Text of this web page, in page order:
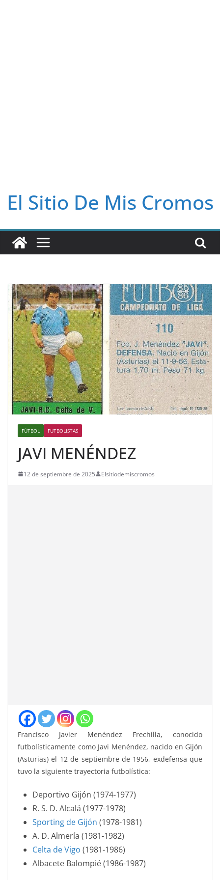
El Sitio De Mis Cromos
FÚTBOL FUTBOLISTAS
JAVI MENÉNDEZ
12 de septiembre de 2025 Elsitiodemiscromos
Francisco Javier Menéndez Frechilla, conocido
futbolísticamente como Javi Menéndez, nacido en Gijón
(Asturias) el 12 de septiembre de 1956, exdefensa que
tuvo la siguiente trayectoria futbolística:
Deportivo Gijón (1974-1977)
R. S. D. Alcalá (1977-1978)
Sporting de Gijón (1978-1981)
A. D. Almería (1981-1982)
Celta de Vigo (1981-1986)
Albacete Balompié (1986-1987)